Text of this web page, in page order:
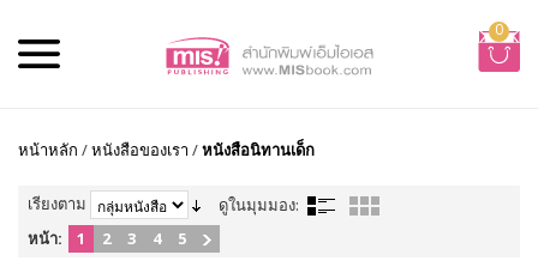
0
หน้าหลัก /หนังสือของเรา /หนังสือนิทานเด็ก
เรียงตาม
ดูในมุมมอง:
หน้า:
1 2 3 4 5